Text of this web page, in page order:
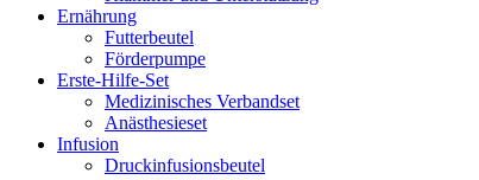
Ernährung
Futterbeutel
Förderpumpe
Erste-Hilfe-Set
Medizinisches Verbandset
Anästhesieset
Infusion
Druckinfusionsbeutel